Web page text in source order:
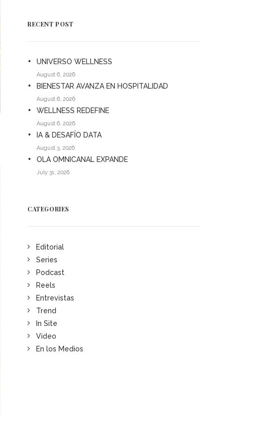
RECENT POST
UNIVERSO WELLNESS
August 6, 2026
BIENESTAR AVANZA EN HOSPITALIDAD
August 6, 2026
WELLNESS REDEFINE
August 6, 2026
IA & DESAFÍO DATA
August 3, 2026
OLA OMNICANAL EXPANDE
July 31, 2026
CATEGORIES
Editorial
Series
Podcast
Reels
Entrevistas
Trend
In Site
Video
En los Medios